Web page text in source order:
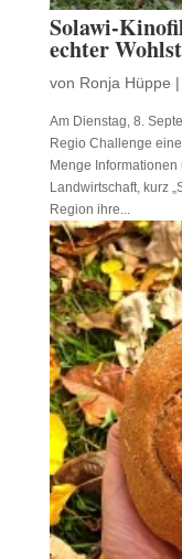
Solawi-
echter
von Ronja Hüppe |
Am Dienstag, 8.
Regio Challenge
Menge
Landwirtschaft, kurz
Region ihre...